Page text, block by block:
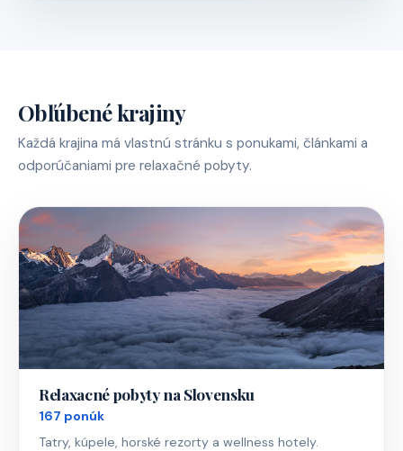
Obľúbené krajiny
Každá krajina má vlastnú stránku s ponukami, článkami a
odporúčaniami pre relaxačné pobyty.
Relaxacné pobyty na Slovensku
167 ponúk
Tatry, kúpele, horské rezorty a wellness hotely.